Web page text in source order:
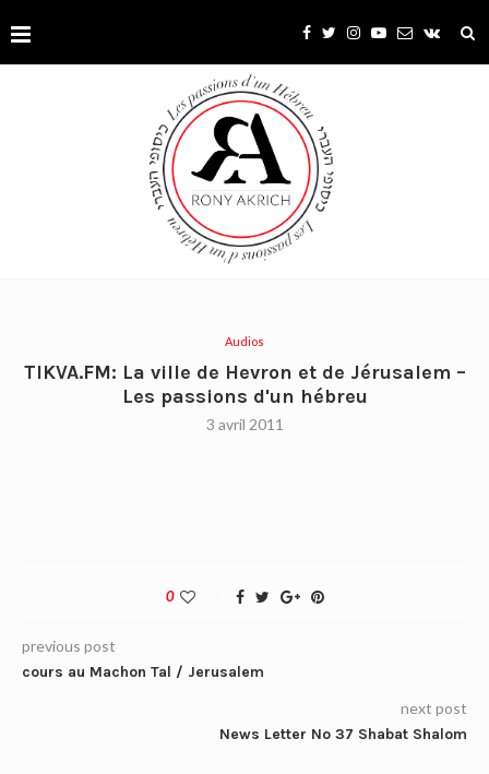
Audios
TIKVA.FM: La ville de Hevron et de Jérusalem –
Les passions d'un hébreu
3 avril 2011
0
previous post
cours au Machon Tal / Jerusalem
next post
News Letter No 37 Shabat Shalom